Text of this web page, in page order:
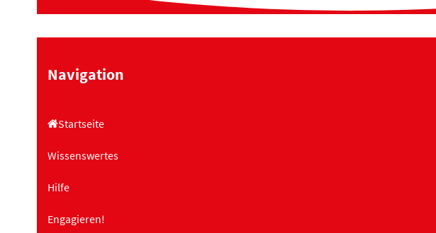
Navigation
Startseite
Wissenswertes
Hilfe
Engagieren!